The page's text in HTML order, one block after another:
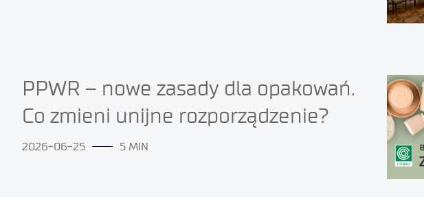
2026-06-25 5 MIN
PPWR – nowe zasady dla opakowań.
Co zmieni unijne rozporządzenie?